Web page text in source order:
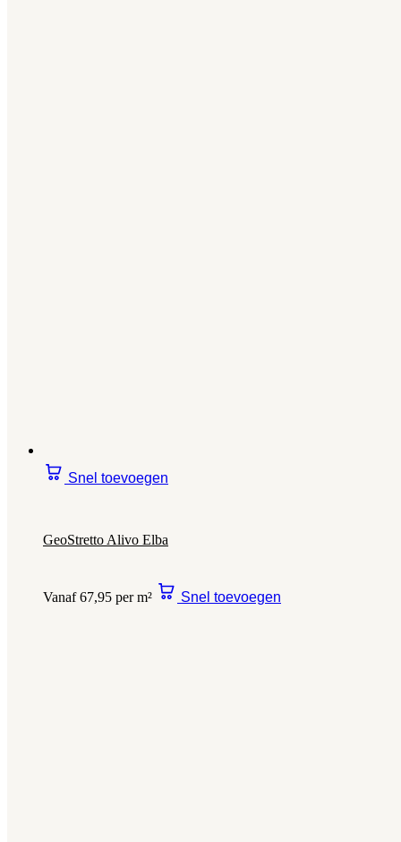
Snel toevoegen
GeoStretto Alivo Elba
Vanaf 67,95 per m² Snel toevoegen